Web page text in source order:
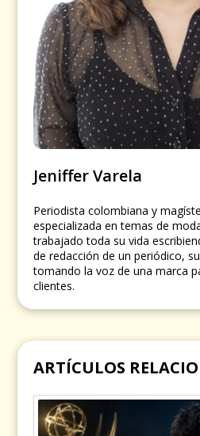
Jeniffer Varela
Periodista colombiana y
especializada en temas de
trabajado toda su vida
de redacción de un periódico,
tomando la voz de una marca
clientes.
ARTÍCULOS